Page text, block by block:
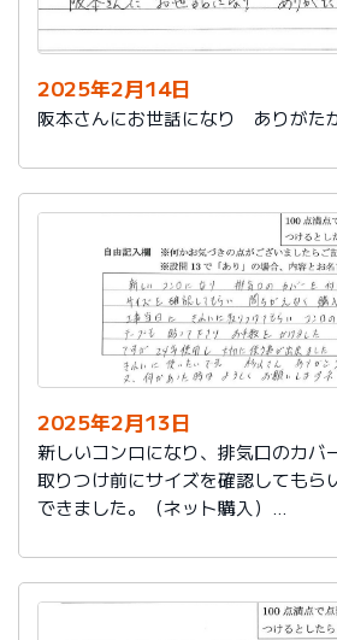
2025年2月14日
阪本さんにお世話になり ありがた
2025年2月13日
新しいコンロになり、排気口のカバ
取りつけ前にサイズを確認してもら
できました。（ネット購入）
汚れないようにするテープも貼って
ました。
８～10年くらいで取り替えみたいで